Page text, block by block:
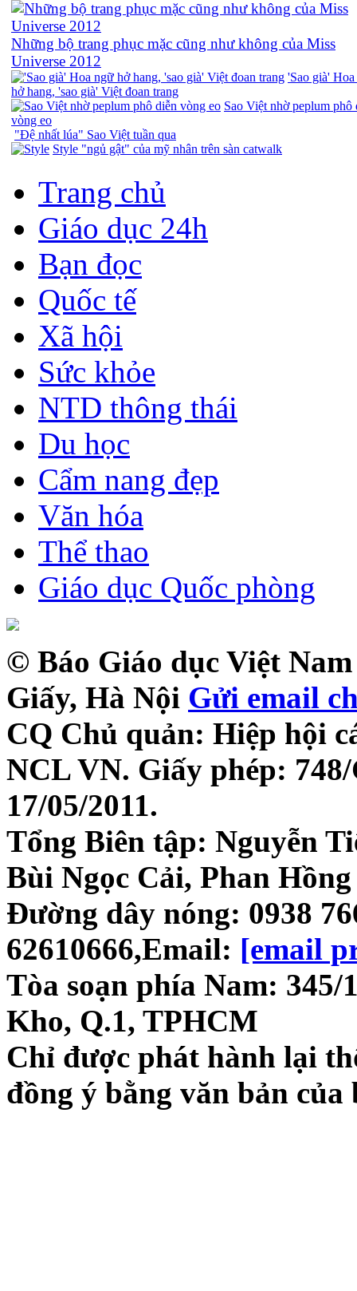
Những bộ trang phục mặc cũng như không của Miss
Universe 2012
'Sao già'
hở hang, 'sao già' Việt đoan trang
Sao Việt nhờ peplum phô
vòng eo
"Đệ nhất lúa" Sao Việt tuần qua
Style "ngủ gật" của mỹ nhân trên sàn catwalk
Trang chủ
Giáo dục 24h
Bạn đọc
Quốc tế
Xã hội
Sức khỏe
NTD thông thái
Du học
Cẩm nang đẹp
Văn hóa
Thể thao
Giáo dục Quốc phòng
© Báo Giáo dục Việt
Giấy, Hà Nội Gửi email
CQ Chủ quản: Hiệp hội
NCL VN. Giấy phép:
17/05/2011.
Tổng Biên tập: Nguyễn
Bùi Ngọc Cải, Phan
Đường dây nóng: 0938
62610666,Email: [email
Tòa soạn phía Nam:
Kho, Q.1, TPHCM
Chỉ được phát hành lại
đồng ý bằng văn bản